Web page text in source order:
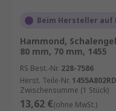
Beim Hersteller auf
Hammond,
80 mm, 70 mm, 1455
RS Best.-Nr. 228-7586
Herst. Teile-Nr. 1455A802RD
Zwischensumme (1 Stück)
13,62 €(ohne MwSt.)